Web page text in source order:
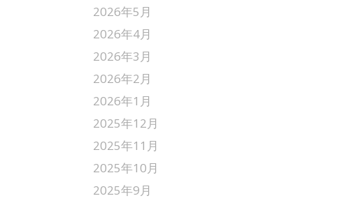
2026年5月
2026年4月
2026年3月
2026年2月
2026年1月
2025年12月
2025年11月
2025年10月
2025年9月